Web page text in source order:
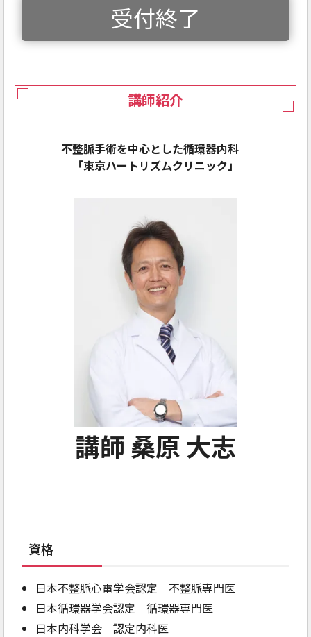
受付終了
講師紹介
不整脈手術を中心とした循環器内科
「東京ハートリズムクリニック」
講師 桑原 大志
資格
日本不整脈心電学会認定 不整脈専門医
日本循環器学会認定 循環器専門医
日本内科学会 認定内科医